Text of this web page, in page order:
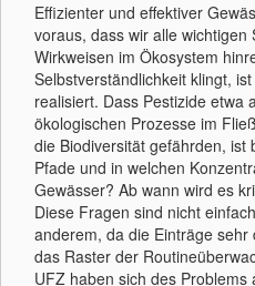
Effizienter und effektiver
voraus, dass wir alle wichtigen
Wirkweisen im Ökosystem
Selbstverständlichkeit klingt,
realisiert. Dass Pestizide etwa
ökologischen Prozesse im
die Biodiversität gefährden, ist
Pfade und in welchen
Gewässer? Ab wann wird es
Diese Fragen sind nicht
anderem, da die Einträge
das Raster der
UFZ haben sich des